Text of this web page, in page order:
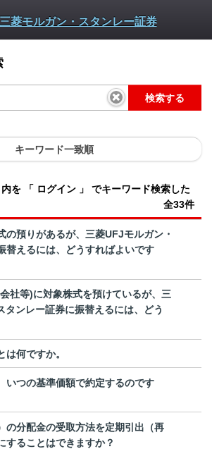
検索する
キーワード一致順
内を 「 ログイン 」 でキーワード検索した
全33件
の預りがあるが、三菱UFJモルガン・
替えるには、どうすればよいです
社等)に対象株式を預けているが、三
タンレー証券に振替えるには、どう
は何ですか。
いつの基準価額で約定するのです
の分配金の受取方法を定期引出（再
することはできますか？